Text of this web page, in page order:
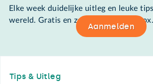
Elke week duidelijke uitleg en leuke
wereld. Gratis en zomaar in de mailbox.
Aanmelden
Tips & Uitleg